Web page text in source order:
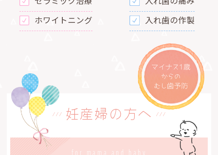
ホワイトニング
入れ歯の作製
妊産婦の方へ